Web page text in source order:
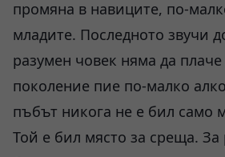
промяна в навиците, по-
младите. Последното звучи
разумен човек няма да
поколение пие по-малко
пъбът никога не е бил само
Той е бил място за среща. За